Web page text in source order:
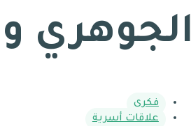
الجوهري
فكري
علاقات أسرية